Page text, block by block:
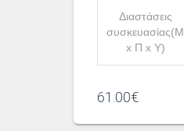
Διαστάσεις
συσκευασίας(Μ
x Π x Υ)
61.00€